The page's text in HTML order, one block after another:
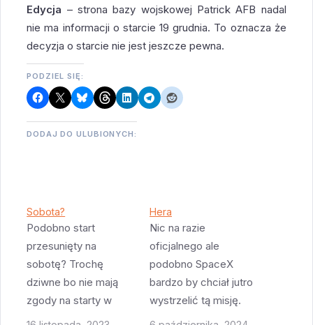
Edycja – strona bazy wojskowej Patrick AFB nadal
nie ma informacji o starcie 19 grudnia. To oznacza że
decyzja o starcie nie jest jeszcze pewna.
PODZIEL SIĘ:
DODAJ DO ULUBIONYCH:
Sobota?
Podobno start
przesunięty na
sobotę? Trochę
dziwne bo nie mają
zgody na starty w
weekendy ale może o
Hera
Nic na razie
oficjalnego ale
podobno SpaceX
bardzo by chciał jutro
wystrzelić tą misję.
Jednak szanse na to